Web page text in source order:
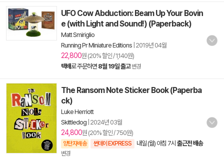
UFO Cow Abduction: Beam Up Your Bovin
e (with Light and Sound!) (Paperback)
Matt Smiriglio
Running Pr Miniature Editions 2019년 04월
22,800원 (20% 할인 / 1,140원)
택배로 주문하면 8월 19일 출고 변경
The Ransom Note Sticker Book (Paperba
ck)
Luke Herriott
Skittledog 2024년 03월
24,800원 (20% 할인 / 750원)
양탄자배송 썬데이 EXPRESS 내일 (월) 아침 7시 출근전 배송
변경